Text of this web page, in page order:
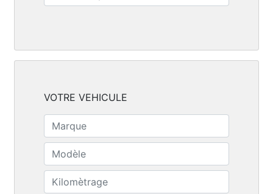
VOTRE VEHICULE